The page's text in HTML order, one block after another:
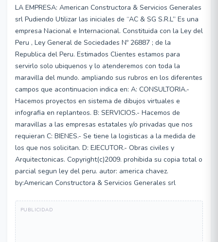
LA EMPRESA: American Constructora & Servicios Generales
srl Pudiendo Utilizar las iniciales de “AC & SG S.R.L” Es una
empresa Nacional e Internacional. Constituida con la Ley del
Peru , Ley General de Sociedades Nº 26887 ; de la
Republica del Peru. Estimados Clientes estamos para
servirlo solo ubiquenos y lo atenderemos con toda la
maravilla del mundo. ampliando sus rubros en los diferentes
campos que acontinuacion indica en: A: CONSULTORIA.-
Hacemos proyectos en sistema de dibujos virtuales e
infografia en replanteos. B: SERVICIOS.- Hacemos de
maravillas a las empresas estatales y/o privadas que nos
requieran C: BIENES.- Se tiene la logisticas a la medida de
los que nos solicitan. D: EJECUTOR.- Obras civiles y
Arquitectonicas. Copyright(c)2009. prohibida su copia total o
parcial segun ley del peru. autor: america chavez.
by:American Constructora & Servicios Generales srl